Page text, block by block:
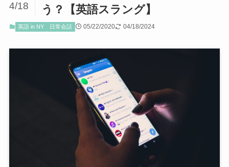
う？【英語スラング】
4/18
英語 in NY 日常会話 05/22/2020 04/18/2024